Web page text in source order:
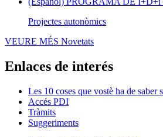
Projectes autonòmics
VEURE MÉS Novetats
Enlaces de interés
Les 10 coses que vostè ha de saber
Accés PDI
Tràmits
Suggeriments